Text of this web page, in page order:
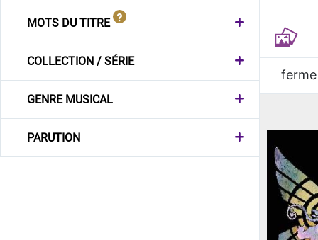
MOTS DU TITRE
COLLECTION / SÉRIE
GENRE MUSICAL
PARUTION
ferme